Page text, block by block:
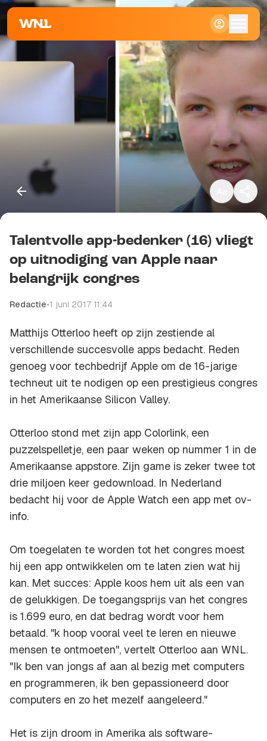
Standaard
Groot
Kopieer link
Talentvolle app-bedenker (16) vliegt
op uitnodiging van Apple naar
belangrijk congres
Redactie•1 juni 2017 11:44
Matthijs Otterloo heeft op zijn zestiende al
verschillende succesvolle apps bedacht. Reden
genoeg voor techbedrijf Apple om de 16-jarige
techneut uit te nodigen op een prestigieus congres
in het Amerikaanse Silicon Valley.
Otterloo stond met zijn app Colorlink, een
puzzelspelletje, een paar weken op nummer 1 in de
Amerikaanse appstore. Zijn game is zeker twee tot
drie miljoen keer gedownload. In Nederland
bedacht hij voor de Apple Watch een app met ov-
info.
Om toegelaten te worden tot het congres moest
hij een app ontwikkelen om te laten zien wat hij
kan. Met succes: Apple koos hem uit als een van
de gelukkigen. De toegangsprijs van het congres
is 1.699 euro, en dat bedrag wordt voor hem
betaald. "k hoop vooral veel te leren en nieuwe
mensen te ontmoeten", vertelt Otterloo aan WNL.
"Ik ben van jongs af aan al bezig met computers
en programmeren, ik ben gepassioneerd door
computers en zo het mezelf aangeleerd."
Het is zijn droom in Amerika als soft­wa­re-